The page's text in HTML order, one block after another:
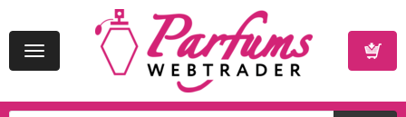
Toggle
navigation